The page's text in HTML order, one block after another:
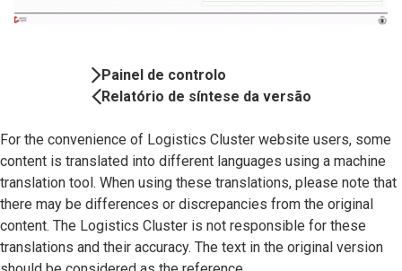
Book
Navigation
Relatório de síntese da versão
Painel de controlo
For the convenience of Logistics Cluster website users, some
content is translated into different languages using a machine
translation tool. When using these translations, please note that
there may be differences or discrepancies from the original
content. The Logistics Cluster is not responsible for these
translations and their accuracy. The text in the original version